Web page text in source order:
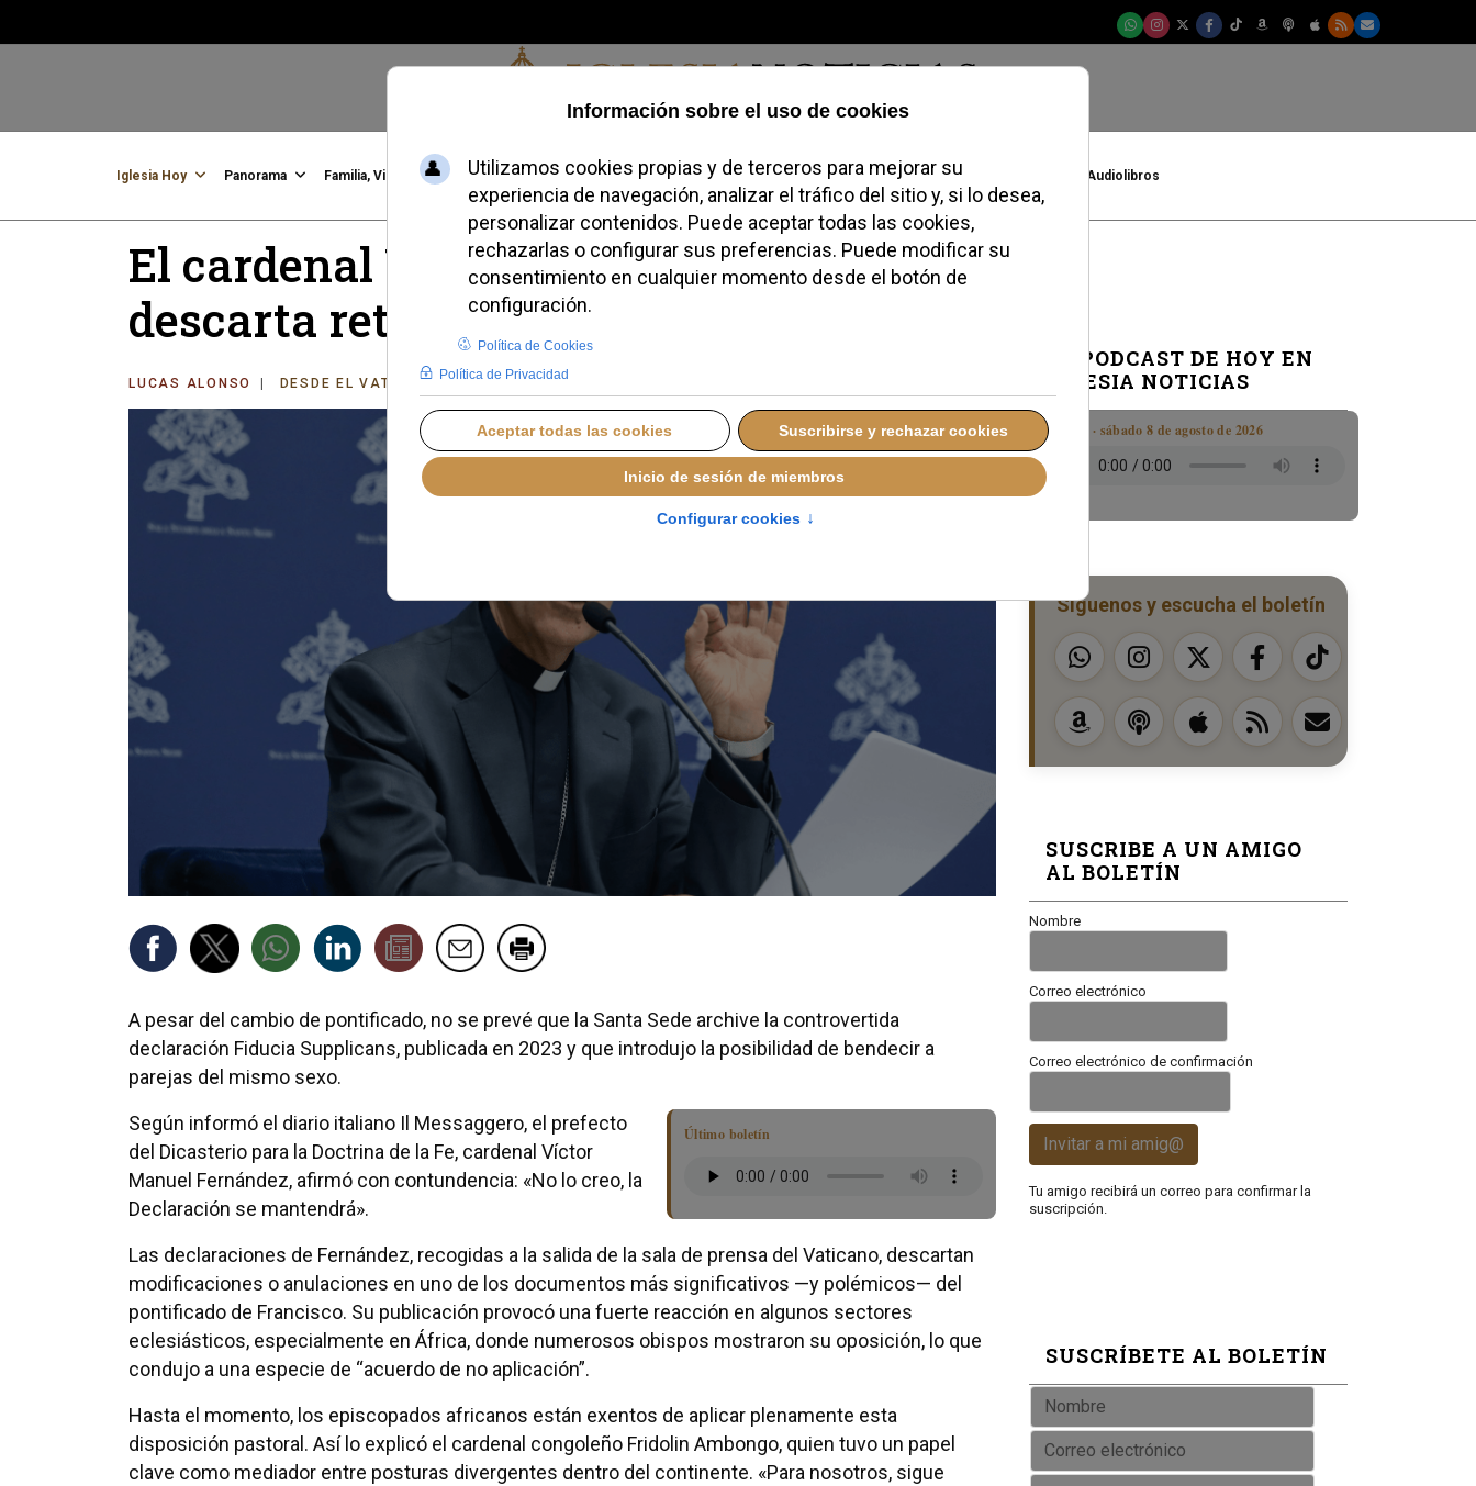
Sábado, 08 de agosto de 2026
Iglesia Hoy Panorama Familia, Vida, Identidad Credofobiómetro Blogs Temas Buscar #JovenesConFe Podcast Audiolibros
El cardenal Víctor Manuel Fernández
descarta retirar Fiducia supplicans
LUCAS ALONSO DESDE EL VATICANO VIERNES, 04 JULIO 2025 14:08
A pesar del cambio de pontificado, no se prevé que la Santa Sede archive la controvertida
declaración Fiducia Supplicans, publicada en 2023 y que introdujo la posibilidad de bendecir a
parejas del mismo sexo.
Último boletín
Según informó el diario italiano Il Messaggero, el prefecto
del Dicasterio para la Doctrina de la Fe, cardenal Víctor
Manuel Fernández, afirmó con contundencia: «No lo creo, la
Declaración se mantendrá».
Las declaraciones de Fernández, recogidas a la salida de la sala de prensa del Vaticano, descartan
modificaciones o anulaciones en uno de los documentos más significativos —y polémicos— del
pontificado de Francisco. Su publicación provocó una fuerte reacción en algunos sectores
eclesiásticos, especialmente en África, donde numerosos obispos mostraron su oposición, lo que
condujo a una especie de “acuerdo de no aplicación”.
Hasta el momento, los episcopados africanos están exentos de aplicar plenamente esta
disposición pastoral. Así lo explicó el cardenal congoleño Fridolin Ambongo, quien tuvo un papel
clave como mediador entre posturas divergentes dentro del continente. «Para nosotros, sigue
EL PODCAST DE HOY EN
IGLESIA NOTICIAS
Boletín · sábado 8 de agosto de 2026
Síguenos y escucha el boletín
SUSCRIBE A UN AMIGO
AL BOLETÍN
Nombre
Correo electrónico
Correo electrónico de confirmación
Invitar a mi amig@
Tu amigo recibirá un correo para confirmar la
suscripción.
SUSCRÍBETE AL BOLETÍN